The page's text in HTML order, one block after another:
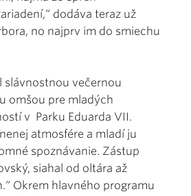
dodáva teraz už
no najprv im do smiechu
slávnostnou večernou
omšou pre mladých
v Parku Eduarda VII.
atmosfére a mladí ju
spoznávanie. Zástup
siahal od oltára až
Okrem hlavného programu